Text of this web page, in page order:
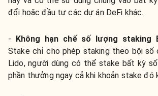
đổi hoặc đầu tư các dự án DeFi khác.
- Không hạn chế số lượng staking
Stake chỉ cho phép staking theo bội số
Lido, người dùng có thể stake bất kỳ
phần thưởng ngay cả khi khoản stake đó